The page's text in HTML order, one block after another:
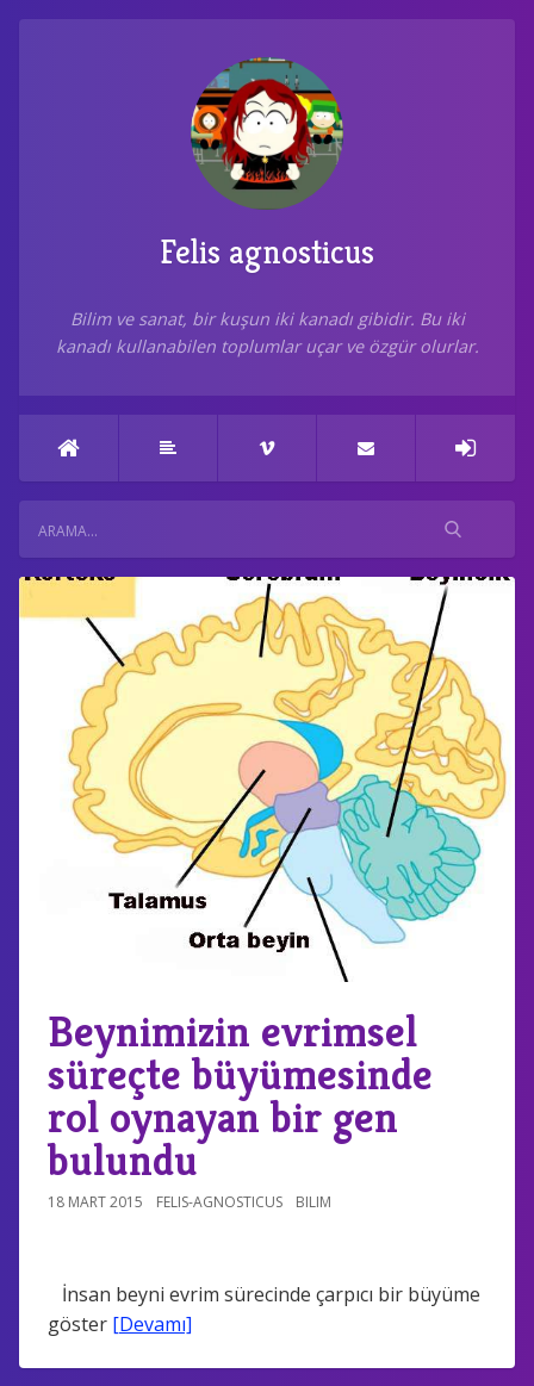
Felis agnosticus
Bilim ve sanat, bir kuşun iki kanadı gibidir. Bu iki
kanadı kullanabilen toplumlar uçar ve özgür olurlar.
Beynimizin evrimsel
süreçte büyümesinde
rol oynayan bir gen
bulundu
18 MART 2015 FELIS-AGNOSTICUS BILIM
İnsan beyni evrim sürecinde çarpıcı bir büyüme
göster [Devamı]